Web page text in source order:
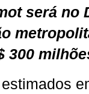
será no
300